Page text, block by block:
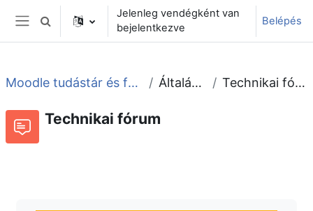
Tovább a fő tartalomhoz
Oldalpanel
Keresési bemeneti adatok váltása
Jelenleg vendégként van
bejelentkezve
Belépés
Moodle tudástár és fórum Általános Technikai fórum
Technikai fórum